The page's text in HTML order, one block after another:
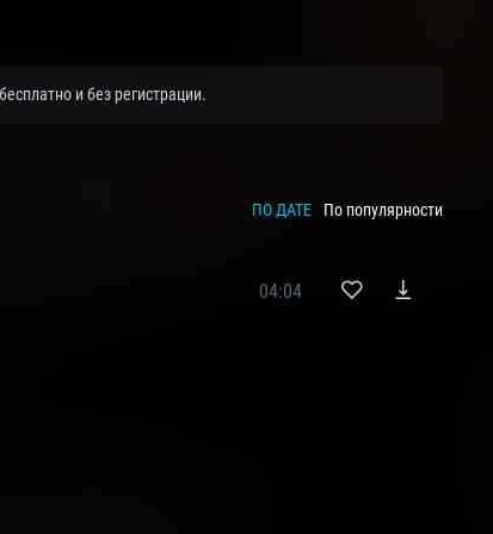
и без регистрации.
ПО ДАТЕ По популярности
04:04